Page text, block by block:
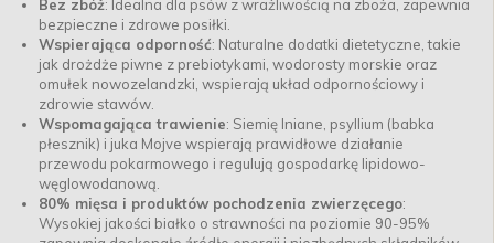
Bez zbóż: Idealna dla psów z wrażliwością na zboża, zapewnia
bezpieczne i zdrowe posiłki.
Wspierająca odporność: Naturalne dodatki dietetyczne, takie
jak drożdże piwne z prebiotykami, wodorosty morskie oraz
omułek nowozelandzki, wspierają układ odpornościowy i
zdrowie stawów.
Wspomagająca trawienie: Siemię lniane, psyllium (babka
płesznik) i juka Mojve wspierają prawidłowe działanie
przewodu pokarmowego i regulują gospodarkę lipidowo-
węglowodanową.
80% mięsa i produktów pochodzenia zwierzęcego:
Wysokiej jakości białko o strawności na poziomie 90-95%